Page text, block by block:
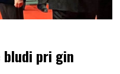
bludi pri gin